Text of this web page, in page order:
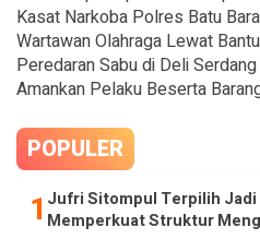
Kasat Narkoba Polres Batu
Wartawan Olahraga Lewat
Peredaran Sabu di Deli
Amankan Pelaku Beserta
POPULER
Jufri Sitompul Terpilih Jadi
Memperkuat Struktur